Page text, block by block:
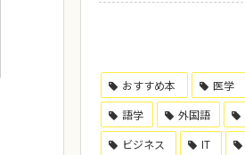
おすすめ本 医学
語学
外国語
ビジネス
IT